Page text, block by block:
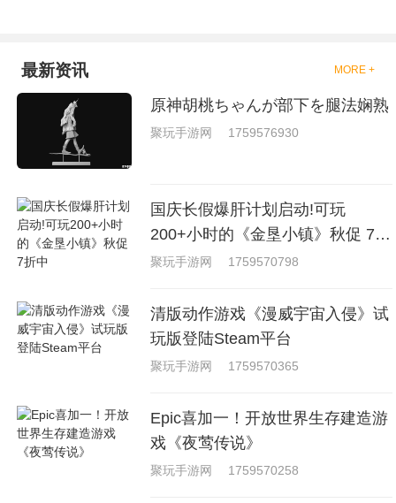
最新资讯 MORE +
原神胡桃ちゃんが部下を腿法娴熟
聚玩手游网 1759576930
国庆长假爆肝计划启动!可玩
200+小时的《金垦小镇》秋促 7折
中
聚玩手游网 1759570798
清版动作游戏《漫威宇宙入侵》试
玩版登陆Steam平台
聚玩手游网 1759570365
Epic喜加一！开放世界生存建造游
戏《夜莺传说》
聚玩手游网 1759570258